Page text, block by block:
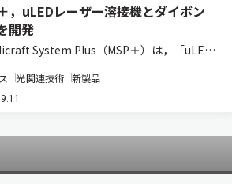
，uLEDレーザー溶接機とダイボン
開発
System Plus（MSP＋）は，「uLED
した（ニュースリリース）。 マイクロLED
レーや高度な半導体部品製造における精
光関連技術 新製品